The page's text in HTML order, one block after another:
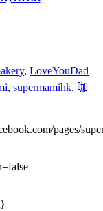
, LoveYouDad
, supermamihk, 咖
pages/